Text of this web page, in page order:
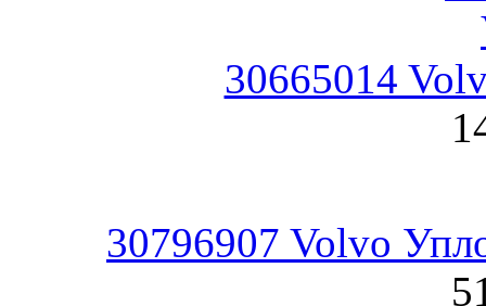
30665014
30796907 Volvo